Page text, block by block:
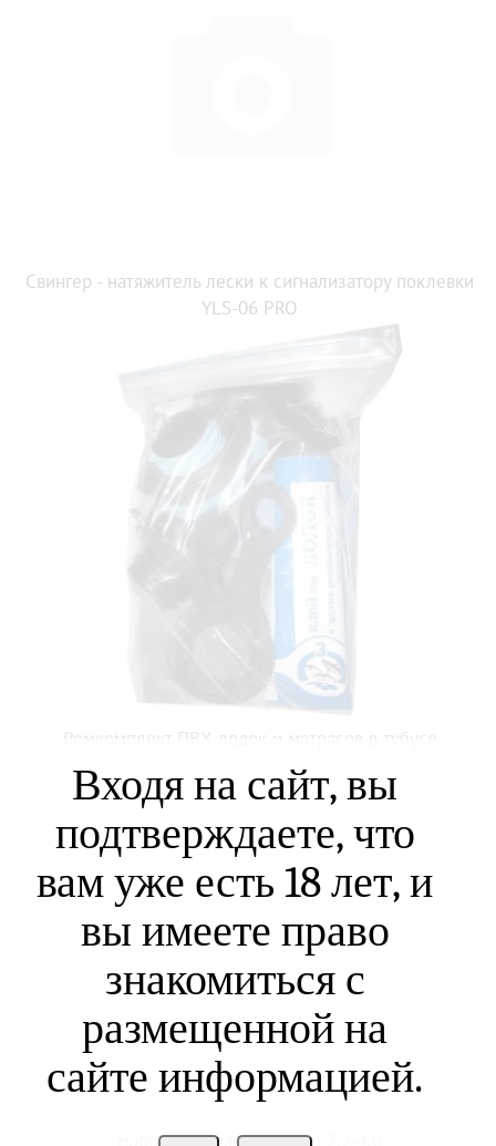
Свингер - натяжитель лески к сигнализатору поклевки
YLS-06 PRO
Ремкомплект ПВХ лодок и матрасов в тубусе
Набор тюльпанов черн d 2,2-4,0
Входя на сайт, вы
подтверждаете, что
вам уже есть 18 лет, и
вы имеете право
знакомиться с
размещенной на
сайте информацией.